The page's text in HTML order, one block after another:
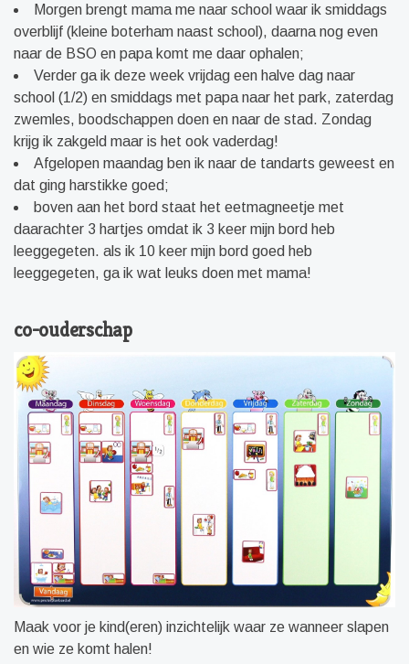
Morgen brengt mama me naar school waar ik smiddags
overblijf (kleine boterham naast school), daarna nog even
naar de BSO en papa komt me daar ophalen;
Verder ga ik deze week vrijdag een halve dag naar
school (1/2) en smiddags met papa naar het park, zaterdag
zwemles, boodschappen doen en naar de stad. Zondag
krijg ik zakgeld maar is het ook vaderdag!
Afgelopen maandag ben ik naar de tandarts geweest en
dat ging harstikke goed;
boven aan het bord staat het eetmagneetje met
daarachter 3 hartjes omdat ik 3 keer mijn bord heb
leeggegeten. als ik 10 keer mijn bord goed heb
leeggegeten, ga ik wat leuks doen met mama!
co-ouderschap
Maak voor je kind(eren) inzichtelijk waar ze wanneer slapen
en wie ze komt halen!